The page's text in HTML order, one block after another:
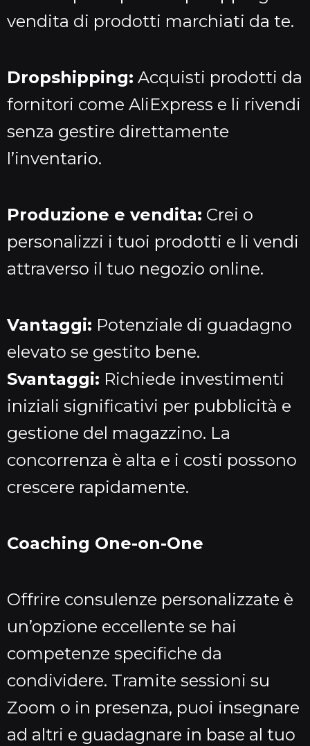
vendita di prodotti marchiati da te.
Dropshipping: Acquisti prodotti da
fornitori come AliExpress e li rivendi
senza gestire direttamente
l’inventario.
Produzione e vendita: Crei o
personalizzi i tuoi prodotti e li vendi
attraverso il tuo negozio online.
Vantaggi: Potenziale di guadagno
elevato se gestito bene.
Svantaggi: Richiede investimenti
iniziali significativi per pubblicità e
gestione del magazzino. La
concorrenza è alta e i costi possono
crescere rapidamente.
Coaching One-on-One
Offrire consulenze personalizzate è
un’opzione eccellente se hai
competenze specifiche da
condividere. Tramite sessioni su
Zoom o in presenza, puoi insegnare
ad altri e guadagnare in base al tuo